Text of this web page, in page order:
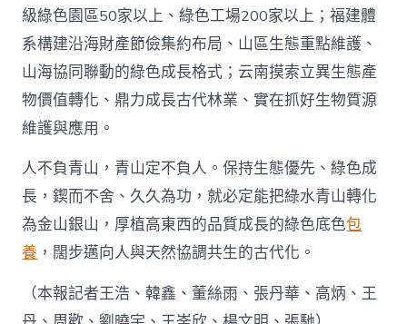
級綠色園區50家以上、綠色工場200家以上；福建體
系構建沿海財產節儉集約布局、山區生態重點維護、
山海協同聯動的綠色成長格式；云南摸索立異生態產
物價值轉化、鼎力成長古代林業、實在抓好生物質源
維護與應用。
人不負青山，青山定不負人。保持生態優先、綠色成
長，鍥而不舍、久久為功，就必定能把綠水青山轉化
為金山銀山，厚植高東西的品質成長的綠色底色包
養 ，闊步邁向人與天然協調共生的古代化。
（本報記者王浩、韓鑫、董絲雨、張丹華、高炳、王